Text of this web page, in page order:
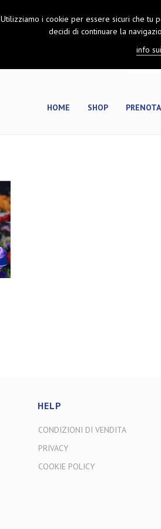
HOME SHOP PRENOTA
HELP
CONDIZIONI DI VENDITA
PRIVACY
COOKIE POLICY
Utilizziamo i cookie per essere sicuri che tu
decidi di continuare la
info